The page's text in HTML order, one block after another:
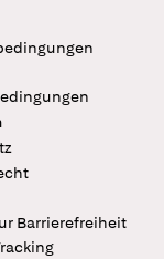
Barrierefreiheit